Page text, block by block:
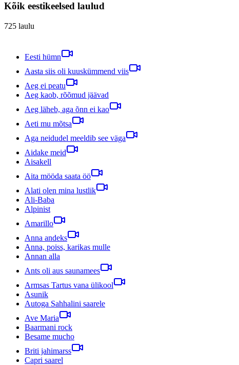
Kõik eestikeelsed laulud
725 laulu
Eesti hümn
Aasta siis oli kuuskümmend viis
Aeg ei peatu
Aeg kaob, rõõmud jäävad
Aeg läheb, aga õnn ei kao
Aeti mu mõtsa
Aga neidudel meeldib see väga
Aidake meid
Aisakell
Aita mööda saata öö
Alati olen mina lustlik
Ali-Baba
Alpinist
Amarillo
Anna andeks
Anna, poiss, karikas mulle
Annan alla
Ants oli aus saunamees
Armsas Tartus vana ülikool
Asunik
Autoga Sahhalini saarele
Ave Maria
Baarmani rock
Besame mucho
Briti jahimarss
Capri saarel